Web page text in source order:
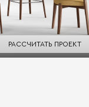
РАССЧИТАТЬ ПРОЕКТ